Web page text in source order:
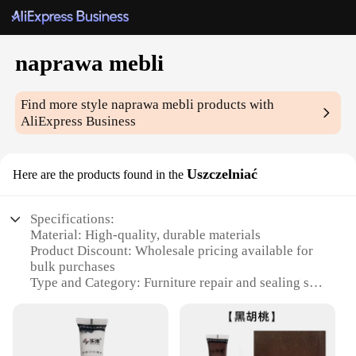
naprawa mebli
Find more stylenaprawa mebli products with
AliExpress Business
Here are the products found in the Uszczelniać
Specifications:
Material: High-quality, durable materials
Product Discount: Wholesale pricing available for
bulk purchases
Type and Category: Furniture repair and sealing sets
Usage and Purpose: Ideal for DIY furniture repairs
and sealing
Typical Adaptive Scenario: Suitable for various